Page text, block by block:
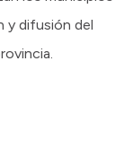
y difusión del